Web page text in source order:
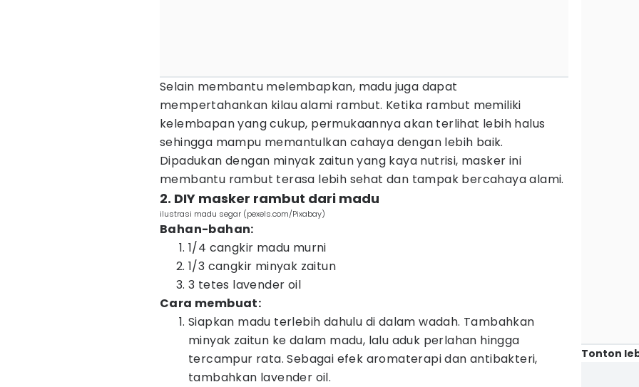
Selain membantu melembapkan, madu juga dapat
mempertahankan kilau alami rambut. Ketika rambut memiliki
kelembapan yang cukup, permukaannya akan terlihat lebih halus
sehingga mampu memantulkan cahaya dengan lebih baik.
Dipadukan dengan minyak zaitun yang kaya nutrisi, masker ini
membantu rambut terasa lebih sehat dan tampak bercahaya alami.
2. DIY masker rambut dari madu
ilustrasi madu segar (pexels.com/Pixabay)
Bahan-bahan:
1/4 cangkir madu murni
1/3 cangkir minyak zaitun
3 tetes lavender oil
Cara membuat:
Siapkan madu terlebih dahulu di dalam wadah. Tambahkan
minyak zaitun ke dalam madu, lalu aduk perlahan hingga
tercampur rata. Sebagai efek aromaterapi dan antibakteri,
tambahkan lavender oil.
Tonton